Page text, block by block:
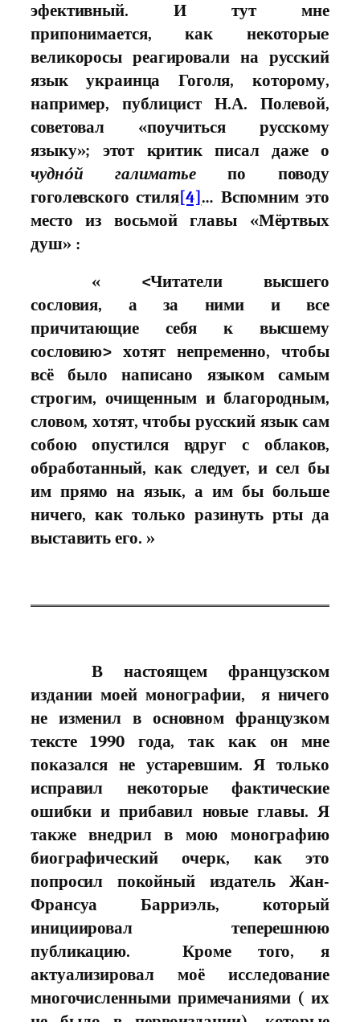
эфективный. И тут мне
припонимается, как некоторыe
великоросы реагировали на русский
язык украинца Гоголя, которому,
например, публицист Н.А. Полевой,
советовал «поyчиться русскому
языку»; этот критик писал даже о
чуднóй
галиматьепо поводу
гоголевского стиля[4]… Вспомним это
место из восьмой главы «Мёртвых
душ» :
« <Читатели высшего
сословия, а за ними и все
причитающие себя к высшему
сословию> xотят непременно, чтобы
всё было написано языком самым
строгим, очищенным и благородным,
словом, хотят, чтобы русский язык сам
собоюопустился вдруг с облаков,
обработанный, как следует, исел бы
им прямо на язык, а им бы больше
ничего, как только разинуть рты да
выставить его. »
В настоящем французском
издании моей монографии, я ничего
не изменил в основном французком
тексте 1990 года, так как он мне
показался не устаревшим. Я только
исправил некоторые фактические
ошибки и прибавил новые главы. Я
также внедрил в мою монографию
биографический очерк, как это
попросил покойный издатель Жан-
Франсуа Барриэль, который
инициировал теперешнюю
публикацию. Кроме того, я
актуализировал моё исследование
многочисленными примечаниями ( их